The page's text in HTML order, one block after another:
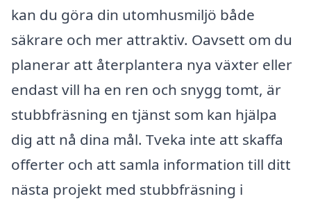
kan du göra din utomhusmiljö både
säkrare och mer attraktiv. Oavsett om du
planerar att återplantera nya växter eller
endast vill ha en ren och snygg tomt, är
stubbfräsning en tjänst som kan hjälpa
dig att nå dina mål. Tveka inte att skaffa
offerter och att samla information till ditt
nästa projekt med stubbfräsning i